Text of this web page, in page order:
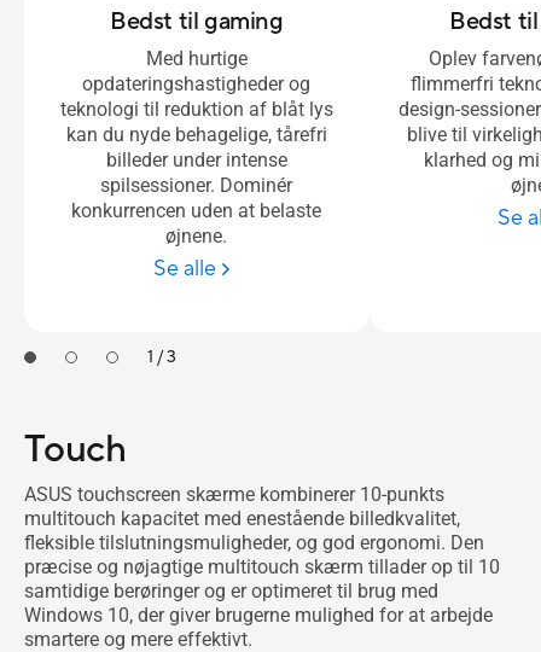
Bedst til gaming
Med hurtige
opdateringshastigheder og
teknologi til reduktion af blåt lys
kan du nyde behagelige, tårefri
billeder under intense
spilsessioner. Dominér
konkurrencen uden at belaste
øjnene.
Se alle
Bedst
Oplev
flimmerfri
design-
blive til
klarhed og
Se
1 / 3
Touch
ASUS touchscreen skærme kombinerer 10-punkts
multitouch kapacitet med enestående billedkvalitet,
fleksible tilslutningsmuligheder, og god ergonomi. Den
præcise og nøjagtige multitouch skærm tillader op til 10
samtidige berøringer og er optimeret til brug med
Windows 10, der giver brugerne mulighed for at arbejde
smartere og mere effektivt.